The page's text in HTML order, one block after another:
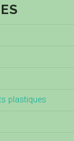
plastiques